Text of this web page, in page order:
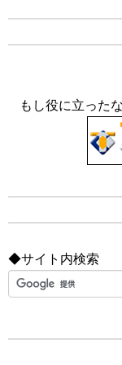
もし役に立った
◆サイト内検索